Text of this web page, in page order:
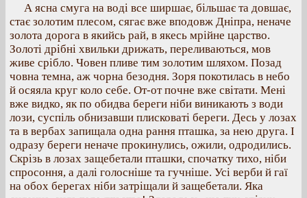
А ясна смуга на воді все ширшає, більшає та довшає,
стає золотим плесом, сягає вже вподовж Дніпра, неначе
золота дорога в якийсь рай, в якесь мрійне царство.
Золоті дрібні хвильки дрижать, переливаються, мов
живе срібло. Човен пливе тим золотим шляхом. Позад
човна темна, аж чорна безодня. Зоря покотилась в небо
й осяяла круг коло себе. От-от почне вже світати. Мені
вже видко, як по обидва береги ніби виникають з води
лози, суспіль обнизавши плисковаті береги. Десь у лозах
та в вербах запищала одна рання пташка, за нею друга. І
одразу береги неначе прокинулись, ожили, одродились.
Скрізь в лозах защебетали пташки, спочатку тихо, ніби
спросоння, а далі голосніше та гучніше. Усі верби й гаї
на обох берегах ніби затріщали й защебетали. Яка